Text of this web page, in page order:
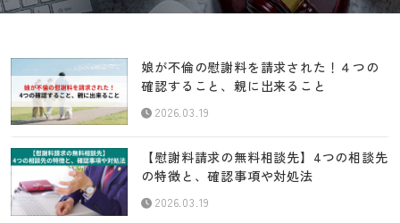
娘が不倫の慰謝料を請求された！４つの
確認すること、親に出来ること
2026.03.19
【慰謝料請求の無料相談先】4つの相談先
の特徴と、確認事項や対処法
2026.03.19